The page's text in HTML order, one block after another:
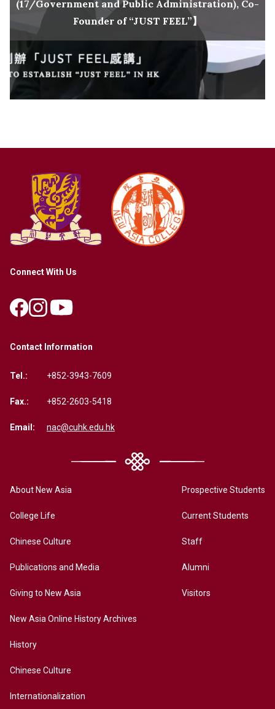
(17/Government and Public Administration), Co-
Founder of “JUST FEEL”】
Connect With Us
Contact Information
Tel.: +852-3943-7609
Fax.: +852-2603-5418
Email: nac@cuhk.edu.hk
About New Asia
College Life
Chinese Culture
Publications and Media
Giving to New Asia
New Asia Online History Archives
History
Chinese Culture
Internationalization
Prospective Students
Current Students
Staff
Alumni
Visitors